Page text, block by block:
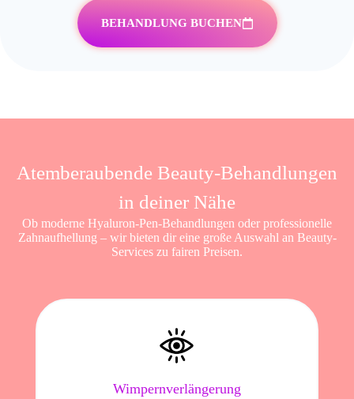
BEHANDLUNG BUCHEN
Atemberaubende Beauty-Behandlungen
in deiner Nähe
Ob moderne Hyaluron-Pen-Behandlungen oder professionelle
Zahnaufhellung – wir bieten dir eine große Auswahl an Beauty-
Services zu fairen Preisen.
Wimpernverlängerung